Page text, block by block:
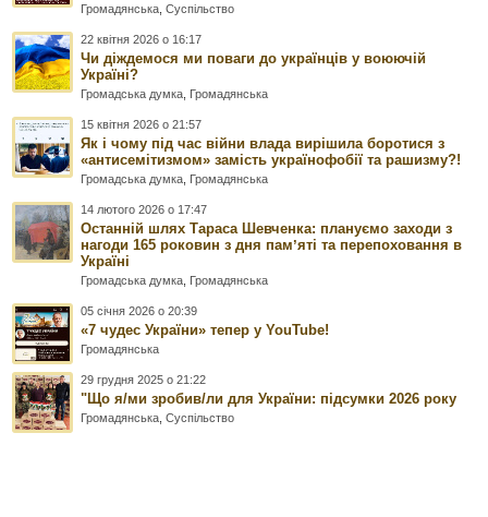
Громадянська ,Суспільство
22 квітня 2026 о 16:17
Чи діждемося ми поваги до українців у воюючій
Україні?
Громадська думка Громадянська
15 квітня 2026 о 21:57
Як і чому під час війни влада вирішила боротися з
«антисемітизмом» замість українофобії та рашизму?!
Громадська думка Громадянська
14 лютого 2026 о 17:47
Останній шлях Тараса Шевченка: плануємо заходи з
нагоди 165 роковин з дня памʼяті та перепоховання в
Україні
Громадська думка Громадянська
05 січня 2026 о 20:39
«7 чудес України» тепер у YouTube!
Громадянська
29 грудня 2025 о 21:22
"Що я/ми зробив/ли для України: підсумки 2026 року
Громадянська ,Суспільство